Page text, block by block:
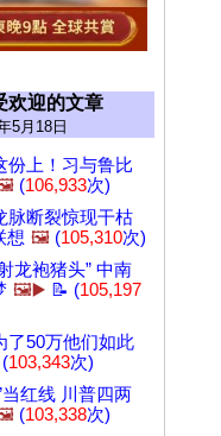
欢迎的文章
5月18日
份上！习与鲁比
(106,933次)
脉断裂惊现干枯
想 🖼️ (105,310次)
龙袍猪头” 中南
🖼️▶️ 📝 (105,197
了50万他们如此
(103,343次)
当红线 川普四两
(103,338次)